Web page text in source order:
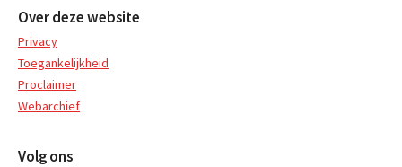
Over deze website
Privacy
Toegankelijkheid
Proclaimer
Webarchief
Volg ons